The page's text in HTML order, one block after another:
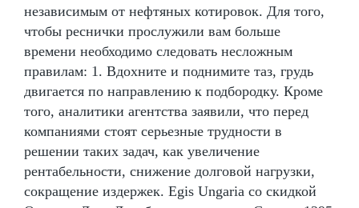
независимым от нефтяных котировок. Для того,
чтобы реснички прослужили вам больше
времени необходимо следовать несложным
правилам: 1. Вдохните и поднимите таз, грудь
двигается по направлению к подбородку. Кроме
того, аналитики агентства заявили, что перед
компаниями стоят серьезные трудности в
решении таких задач, как увеличение
рентабельности, снижение долговой нагрузки,
сокращение издержек. Egis Ungaria со скидкой